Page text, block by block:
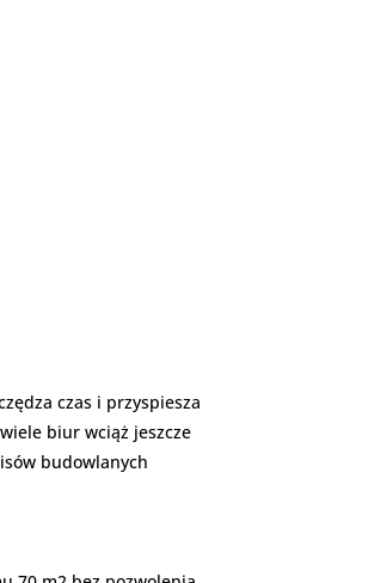
czas i przyspiesza
biur wciąż jeszcze
budowlanych